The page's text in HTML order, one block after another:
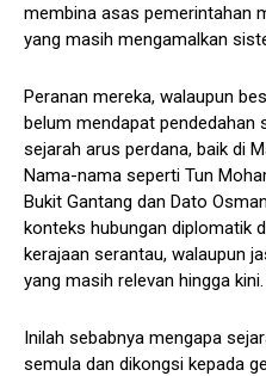
membina asas pemerintahan
yang masih mengamalkan
Peranan mereka, walaupun
belum mendapat pendedahan
sejarah arus perdana, baik di
Nama-nama seperti Tun
Bukit Gantang dan Dato
konteks hubungan diplomatik
kerajaan serantau, walaupun
yang masih relevan hingga kini.
Inilah sebabnya mengapa
semula dan dikongsi kepada